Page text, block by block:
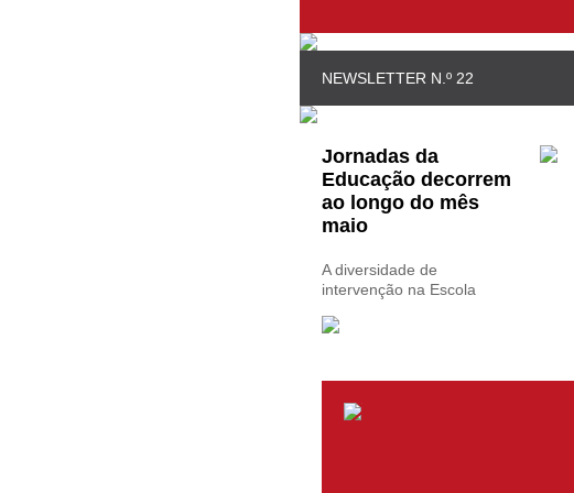
NEWSLETTER N.º 22
Jornadas da
Educação decorrem
ao longo do mês
maio
A diversidade de
intervenção na Escola